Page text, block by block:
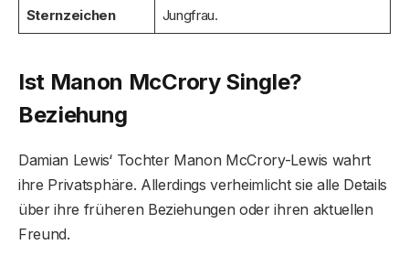
Sternzeichen Jungfrau.
Ist Manon McCrory Single?
Beziehung
Damian Lewis‘ Tochter Manon McCrory-Lewis wahrt
ihre Privatsphäre. Allerdings verheimlicht sie alle Details
über ihre früheren Beziehungen oder ihren aktuellen
Freund.